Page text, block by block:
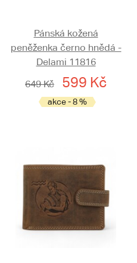
Pánská kožená
peněženka černo hnědá -
Delami 11816
649 Kč
599 Kč
akce - 8 %